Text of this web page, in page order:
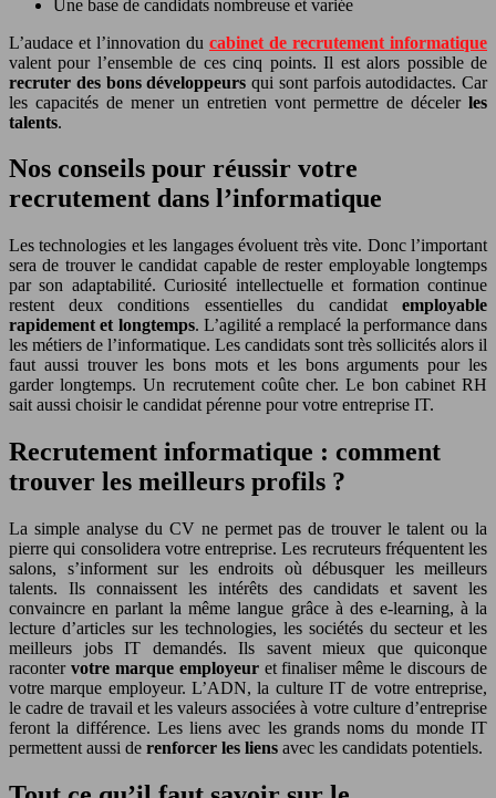
Une base de candidats nombreuse et variée
L’audace et l’innovation du cabinet de recrutement informatique
valent pour l’ensemble de ces cinq points. Il est alors possible de
recruter des bons développeurs qui sont parfois autodidactes. Car
les capacités de mener un entretien vont permettre de déceler les
talents.
Nos conseils pour réussir votre
recrutement dans l’informatique
Les technologies et les langages évoluent très vite. Donc l’important
sera de trouver le candidat capable de rester employable longtemps
par son adaptabilité. Curiosité intellectuelle et formation continue
restent deux conditions essentielles du candidat employable
rapidement et longtemps. L’agilité a remplacé la performance dans
les métiers de l’informatique. Les candidats sont très sollicités alors il
faut aussi trouver les bons mots et les bons arguments pour les
garder longtemps. Un recrutement coûte cher. Le bon cabinet RH
sait aussi choisir le candidat pérenne pour votre entreprise IT.
Recrutement informatique : comment
trouver les meilleurs profils ?
La simple analyse du CV ne permet pas de trouver le talent ou la
pierre qui consolidera votre entreprise. Les recruteurs fréquentent les
salons, s’informent sur les endroits où débusquer les meilleurs
talents. Ils connaissent les intérêts des candidats et savent les
convaincre en parlant la même langue grâce à des e-learning, à la
lecture d’articles sur les technologies, les sociétés du secteur et les
meilleurs jobs IT demandés. Ils savent mieux que quiconque
raconter votre marque employeuret finaliser même le discours de
votre marque employeur. L’ADN, la culture IT de votre entreprise,
le cadre de travail et les valeurs associées à votre culture d’entreprise
feront la différence. Les liens avec les grands noms du monde IT
permettent aussi de renforcer les liens avec les candidats potentiels.